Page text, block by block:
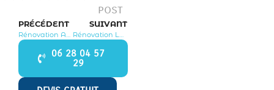
post
PRÉCÉDENT SUIVANT
06 28 04 57
29